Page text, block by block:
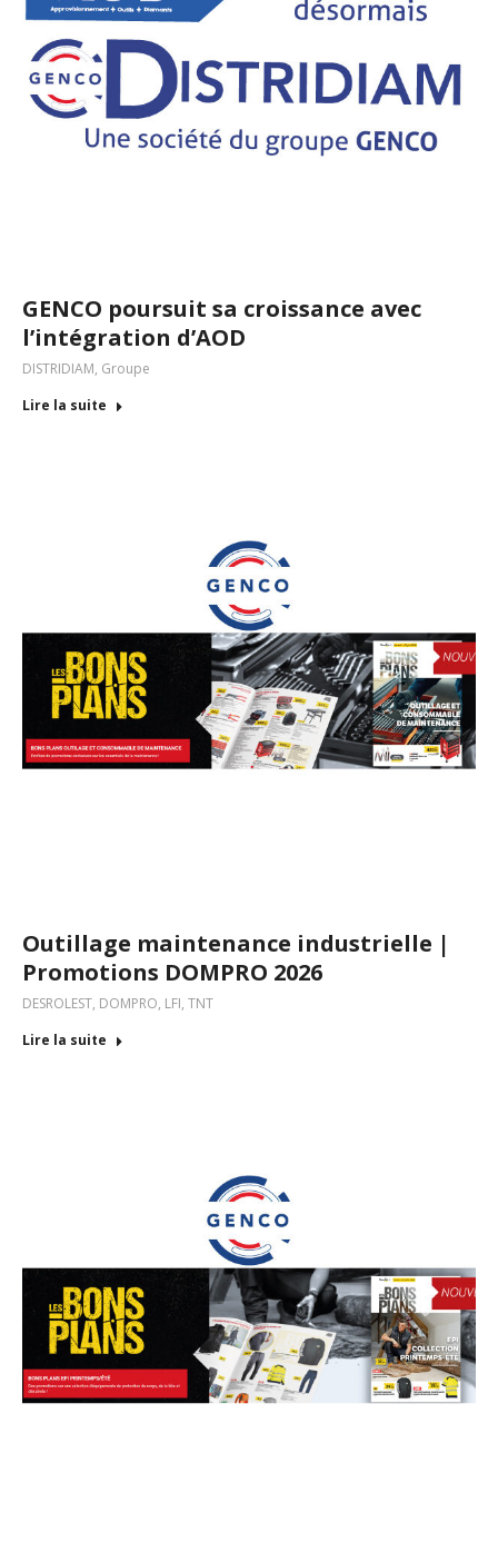
GENCO poursuit sa croissance avec
l’intégration d’AOD
DISTRIDIAM, Groupe
Lire la suite
Outillage maintenance industrielle |
Promotions DOMPRO 2026
DESROLEST, DOMPRO, LFI, TNT
Lire la suite